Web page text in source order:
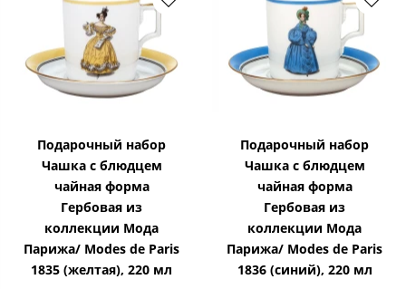
Подарочный набор
Чашка с блюдцем
чайная форма
Гербовая из
коллекции Мода
Парижа/ Modes de Paris
1835 (желтая), 220 мл
Подарочный набор
Чашка с блюдцем
чайная форма
Гербовая из
коллекции Мода
Парижа/ Modes de Paris
1836 (синий), 220 мл